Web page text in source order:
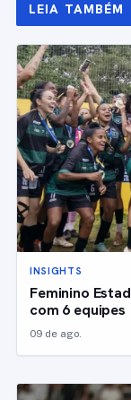
LEIA TAMBÉM
INSIGHTS
Feminino
com 6 equipes
09 de ago.